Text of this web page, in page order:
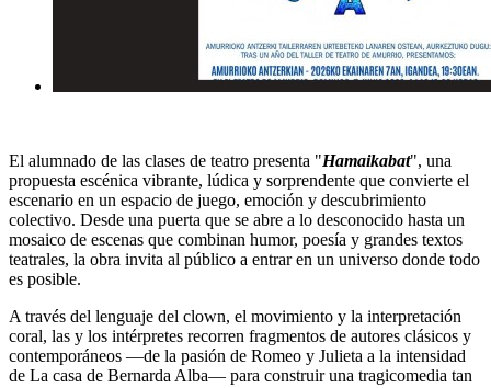
El alumnado de las clases de teatro presenta "Hamaikabat", una
propuesta escénica vibrante, lúdica y sorprendente que convierte el
escenario en un espacio de juego, emoción y descubrimiento
colectivo. Desde una puerta que se abre a lo desconocido hasta un
mosaico de escenas que combinan humor, poesía y grandes textos
teatrales, la obra invita al público a entrar en un universo donde todo
es posible.
A través del lenguaje del clown, el movimiento y la interpretación
coral, las y los intérpretes recorren fragmentos de autores clásicos y
contemporáneos —de la pasión de Romeo y Julieta a la intensidad
de La casa de Bernarda Alba— para construir una tragicomedia tan